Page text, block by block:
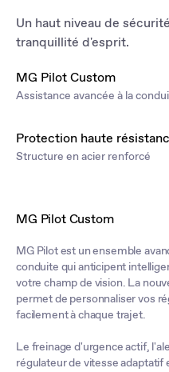
Un haut niveau de
tranquillité d'esprit.
MG Pilot Custom
Assistance avancée à la
Protection haute
Structure en acier renforcé
MG Pilot Custom
MG Pilot est un ensemble
conduite qui anticipent
votre champ de vision. La
permet de personnaliser vos
facilement à chaque trajet.
Le freinage d'urgence actif,
régulateur de vitesse adaptatif